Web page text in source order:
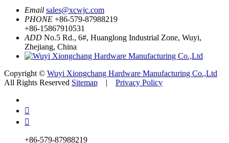
Email sales@xcwjc.com
PHONE +86-579-87988219
+86-15867910531
ADD No.5 Rd., 6#, Huanglong Industrial Zone, Wuyi,
Zhejiang, China
Copyright © Wuyi Xiongchang Hardware Manufacturing Co.,Ltd
All Rights Reserved Sitemap | Privacy Policy


+86-579-87988219